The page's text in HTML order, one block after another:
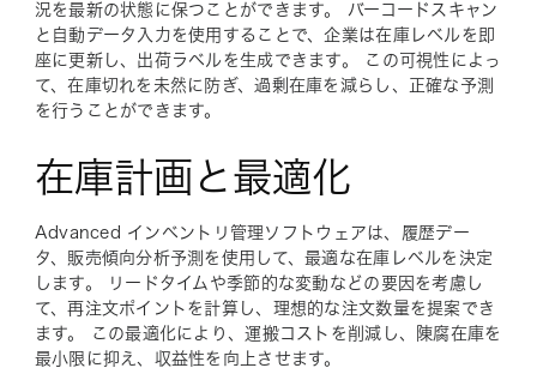
況を最新の状態に保つことができます。 バーコードスキャン
と自動データ入力を使用することで、企業は在庫レベルを即
座に更新し、出荷ラベルを生成できます。 この可視性によっ
て、在庫切れを未然に防ぎ、過剰在庫を減らし、正確な予測
を行うことができます。
在庫計画と最適化
Advanced インベントリ管理ソフトウェアは、履歴デー
タ、販売傾向分析予測を使用して、最適な在庫レベルを決定
します。 リードタイムや季節的な変動などの要因を考慮し
て、再注文ポイントを計算し、理想的な注文数量を提案でき
ます。 この最適化により、運搬コストを削減し、陳腐在庫を
最小限に抑え、収益性を向上させます。